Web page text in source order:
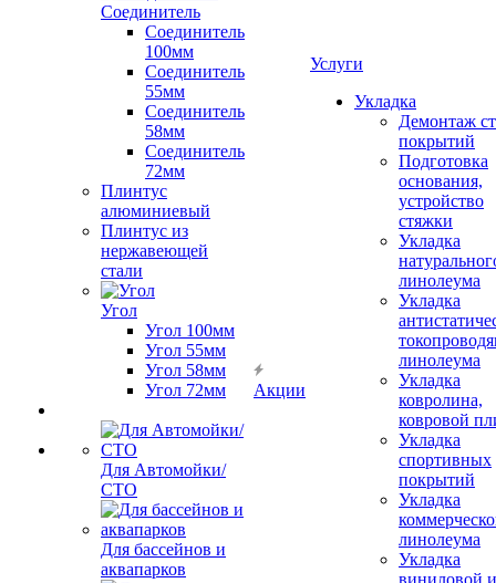
Соединитель
Соединитель
100мм
Соединитель
55мм
Соединитель
58мм
Соединитель
72мм
Плинтус
алюминиевый
Плинтус из
нержавеющей
стали
Угол
Угол 100мм
Угол 55мм
Угол 58мм
Угол 72мм
Для Автомойки/
СТО
Для бассейнов и
аквапарков
Акции
Услуги
Укладка
Демонтаж
покрытий
Подготовка
основания,
устройство
стяжки
Укладка
линолеума
Укладка
линолеума
Укладка
ковролина,
ковровой
Укладка
спортивных
покрытий
Укладка
линолеума
Укладка
виниловой и